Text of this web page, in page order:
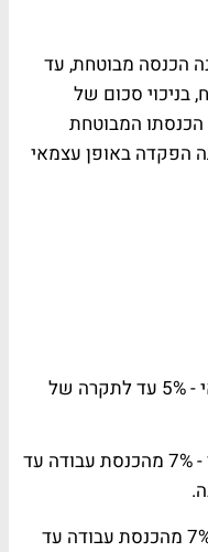
הכנסה מבוטחת, עד
של 208,800ש"ח, בניכוי סכום של
הכנסתו המבוטחת
הפקדה באופן עצמאי
2. א. בגין הפקדה כעמית עצמאי - 5% עד לתקרה של
ב. בגין הפקדה כעמית שכיר - 7% מהכנסת עבודה עד
ג. עצמאי שהוא גם שכיר - 7% מהכנסת עבודה עד